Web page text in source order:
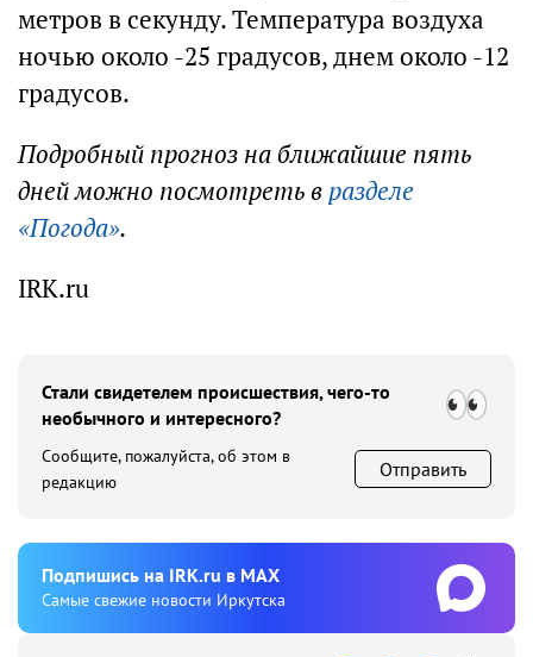
метров в секунду. Температура воздуха
ночью около -25 градусов, днем около -12
градусов.
Подробный прогноз на ближайшие пять
дней можно посмотреть в разделе
«Погода».
IRK.ru
Стали свидетелем происшествия, чего-то
необычного и интересного?
Сообщите, пожалуйста, об этом в
редакцию
Отправить
Подпишиcь на IRK.ru в MAX
Cамые свежие новости Иркутска